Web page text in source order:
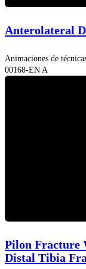
Anterolateral
Animaciones de
00168-EN A
Pilon Fracture
Distal Tibia